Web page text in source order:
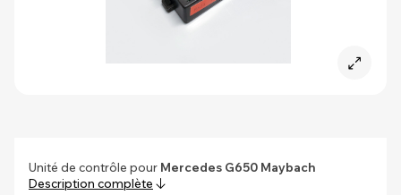
Unité de contrôle pour Mercedes G650 Maybach
Description complète